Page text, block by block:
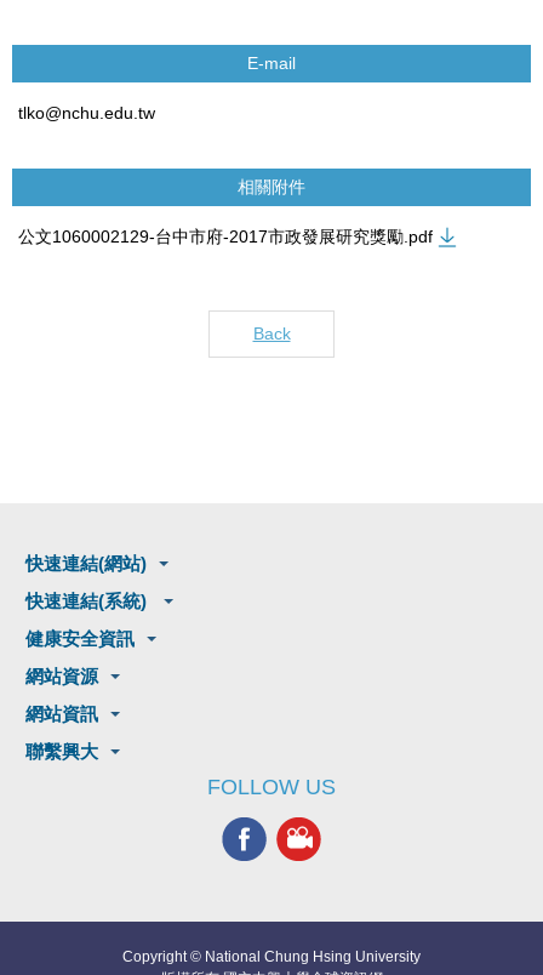
E-mail
tlko@nchu.edu.tw
相關附件
公文1060002129-台中市府-2017市政發展研究獎勵.pdf
Back
快速連結(網站)
快速連結(系統)
健康安全資訊
網站資源
網站資訊
聯繫興大
FOLLOW US
Copyright © National Chung Hsing University